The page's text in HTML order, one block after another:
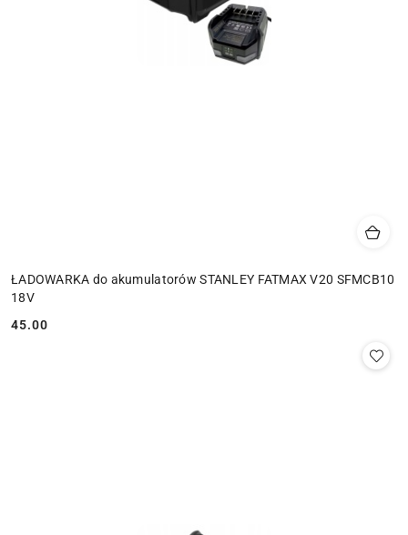
ŁADOWARKA do akumulatorów STANLEY FATMAX V20 SFMCB10
18V
Cena:
45.00